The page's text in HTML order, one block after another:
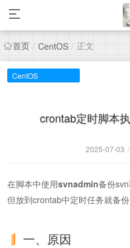
首页 / CentOS / 正文
CentOS
crontab定时脚本
2025-07-03 /
在脚本中使用svnadmin备份
但放到crontab中定时任务就备份
一、原因